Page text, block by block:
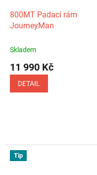
800MT Padací rám
JourneyMan
Skladem
11 990 Kč
DETAIL
Tip